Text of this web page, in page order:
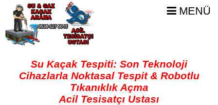
MENÜ
Su Kaçak Tespiti: Son Teknoloji
Cihazlarla Noktasal Tespit & Robotlu
Tıkanıklık Açma
Acil Tesisatçı Ustası